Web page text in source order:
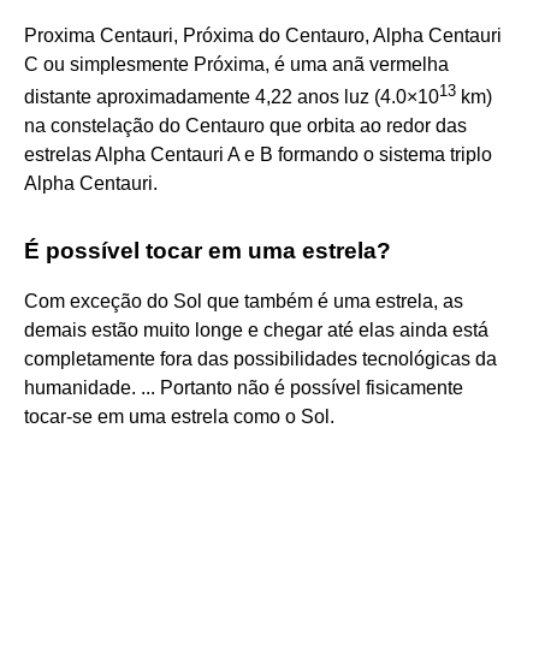
Proxima Centauri, Próxima do Centauro, Alpha Centauri
C ou simplesmente Próxima, é uma anã vermelha
distante aproximadamente 4,22 anos luz (4.0×1013 km)
na constelação do Centauro que orbita ao redor das
estrelas Alpha Centauri A e B formando o sistema triplo
Alpha Centauri.
É possível tocar em uma estrela?
Com exceção do Sol que também é uma estrela, as
demais estão muito longe e chegar até elas ainda está
completamente fora das possibilidades tecnológicas da
humanidade. ... Portanto não é possível fisicamente
tocar-se em uma estrela como o Sol.